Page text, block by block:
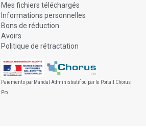
Mes fichiers téléchargés
Informations personnelles
Bons de réduction
Avoirs
Politique de rétractation
Paiements par Mandat Administratif ou par le Portail Chorus
Pro